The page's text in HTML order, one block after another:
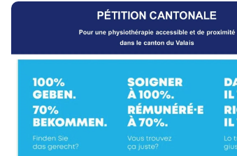
Vers l’article PETITION: Soigner à